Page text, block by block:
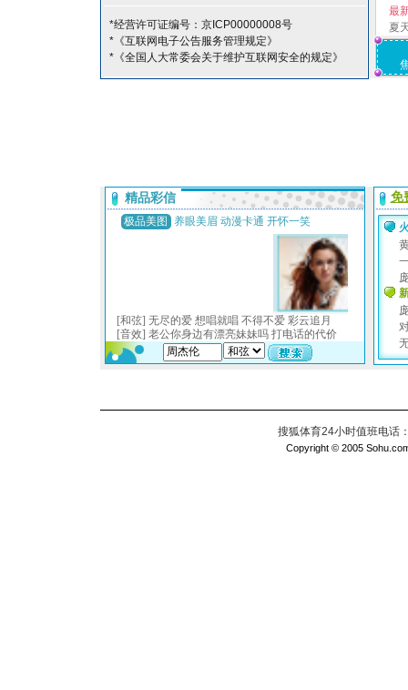
*经营许可证编号：京ICP00000008号
*《互联网电子公告服务管理规定》
*《全国人大常委会关于维护互联网安全的规定》
最
夏
搜狐体育24小时值班电话
Copyright © 2005